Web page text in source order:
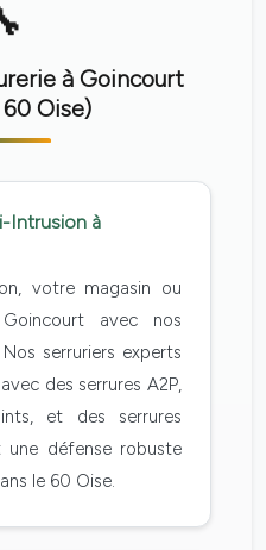
à Goincourt
Oise)
Intrusion à
votre magasin ou
avec nos
serruriers experts
des serrures A2P,
et des serrures
une défense robuste
le 60 Oise.